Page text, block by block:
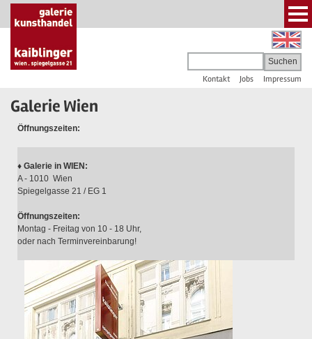
Kontakt Jobs Impressum
Galerie Wien
Öffnungszeiten:
♦ Galerie in WIEN:
A - 1010 Wien
Spiegelgasse 21 / EG 1
Öffnungszeiten:
Montag - Freitag von 10 - 18 Uhr,
oder nach Terminvereinbarung!